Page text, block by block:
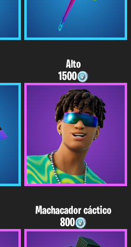
Alto
1500
Machacador cáctico
800